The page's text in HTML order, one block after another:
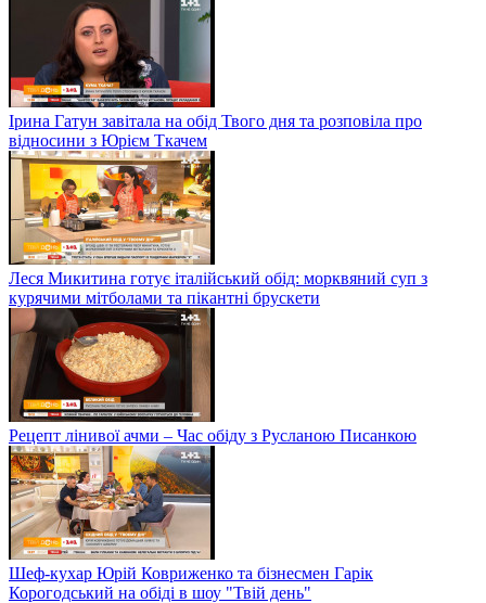
Ірина Гатун завітала на обід Твого дня та розповіла про
відносини з Юрієм Ткачем
Леся Микитина готує італійський обід: морквяний суп з
курячими мітболами та пікантні брускети
Рецепт лінивої ачми – Час обіду з Русланою Писанкою
Шеф-кухар Юрій Ковриженко та бізнесмен Гарік
Корогодський на обіді в шоу "Твій день"